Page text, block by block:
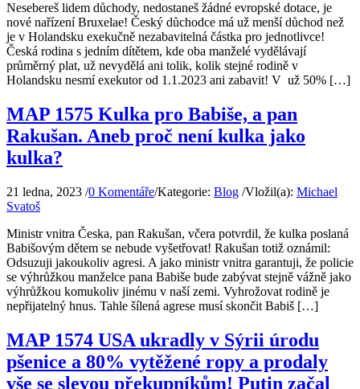
Nesebereš lidem důchody, nedostaneš žádné evropské dotace, je
nové nařízení Bruxelae! Český důchodce má už menší důchod než
je v Holandsku exekučně nezabavitelná částka pro jednotlivce!
Česká rodina s jedním dítětem, kde oba manželé vydělávají
průměrný plat, už nevydělá ani tolik, kolik stejné rodině v
Holandsku nesmí exekutor od 1.1.2023 ani zabavit! V už 50% […]
MAP 1575 Kulka pro Babiše, a pan
Rakušan. Aneb proč není kulka jako
kulka?
21 ledna, 2023 /0 Komentáře/Kategorie: Blog /Vložil(a): Michael
Svatoš
Ministr vnitra Česka, pan Rakušan, včera potvrdil, že kulka poslaná
Babišovým dětem se nebude vyšetřovat! Rakušan totiž oznámil:
Odsuzuji jakoukoliv agresi. A jako ministr vnitra garantuji, že policie
se výhrůžkou manželce pana Babiše bude zabývat stejně vážně jako
výhrůžkou komukoliv jinému v naší zemi. Vyhrožovat rodině je
nepřijatelný hnus. Tahle šílená agrese musí skončit Babiš […]
MAP 1574 USA ukradly v Sýrii úrodu
pšenice a 80% vytěžené ropy a prodaly
vše se slevou překupníkům! Putin začal